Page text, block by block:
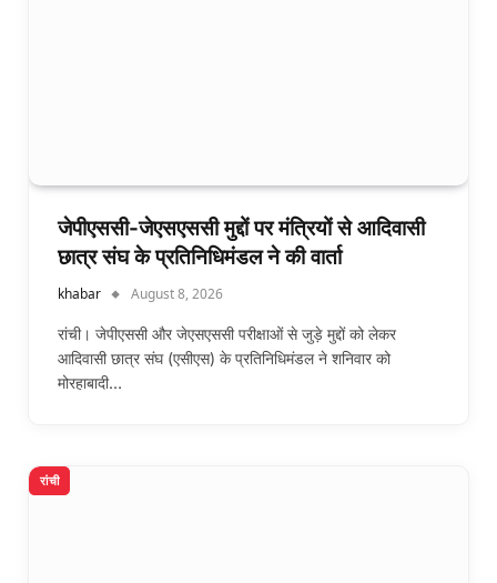
जेपीएससी-जेएसएससी मुद्दों पर मंत्रियों से आदिवासी
छात्र संघ के प्रतिनिधिमंडल ने की वार्ता
khabar August 8, 2026
रांची। जेपीएससी और जेएसएससी परीक्षाओं से जुड़े मुद्दों को लेकर
आदिवासी छात्र संघ (एसीएस) के प्रतिनिधिमंडल ने शनिवार को
मोरहाबादी…
रांची